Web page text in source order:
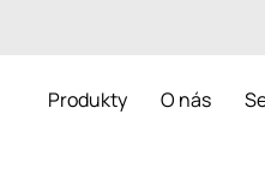
Produkty O nás